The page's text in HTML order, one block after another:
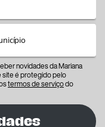
novidades da Mariana
site é protegido pelo
termos de serviçodo